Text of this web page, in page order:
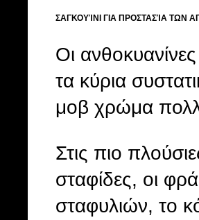
ΣΑΓΚΟΥΊΝΙ ΓΙΑ ΠΡΟΣΤΑΣΊΑ ΤΩΝ
Οι
τα κύρια
μοβ χρώμα
Στις πιο
σταφίδες, οι
σταφυλιών, το